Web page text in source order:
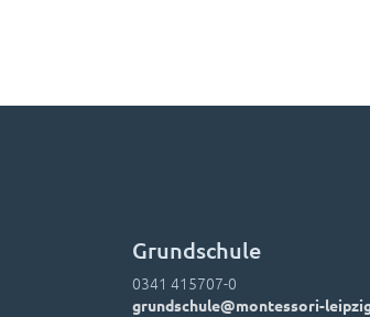
Grundschule
0341 415707-0
grundschule@montessori-